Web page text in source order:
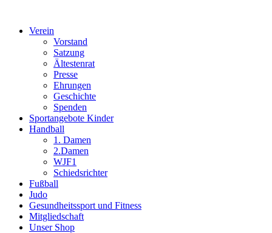
Verein
Vorstand
Satzung
Ältestenrat
Presse
Ehrungen
Geschichte
Spenden
Sportangebote Kinder
Handball
1. Damen
2.Damen
WJF1
Schiedsrichter
Fußball
Judo
Gesundheitssport und Fitness
Mitgliedschaft
Unser Shop